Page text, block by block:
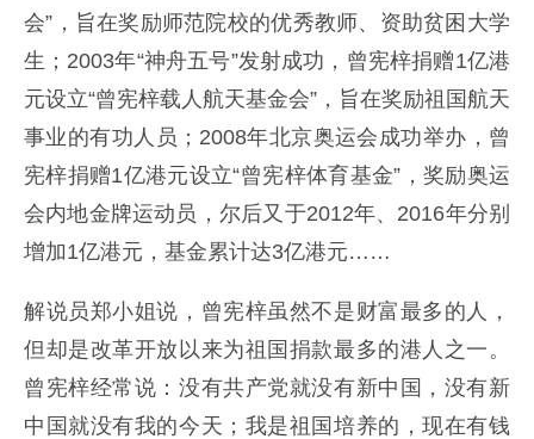
会”，旨在奖励师范院校的优秀教师、资助贫困大学
生；2003年“神舟五号”发射成功，曾宪梓捐赠1亿港
元设立“曾宪梓载人航天基金会”，旨在奖励祖国航天
事业的有功人员；2008年北京奥运会成功举办，曾
宪梓捐赠1亿港元设立“曾宪梓体育基金”，奖励奥运
会内地金牌运动员，尔后又于2012年、2016年分别
增加1亿港元，基金累计达3亿港元……
解说员郑小姐说，曾宪梓虽然不是财富最多的人，
但却是改革开放以来为祖国捐款最多的港人之一。
曾宪梓经常说：没有共产党就没有新中国，没有新
中国就没有我的今天；我是祖国培养的，现在有钱